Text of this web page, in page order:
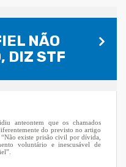
NÃO
DIZ STF
anteontem que os chamados
do previsto no artigo
existe prisão civil por dívida,
voluntário e inescusável de